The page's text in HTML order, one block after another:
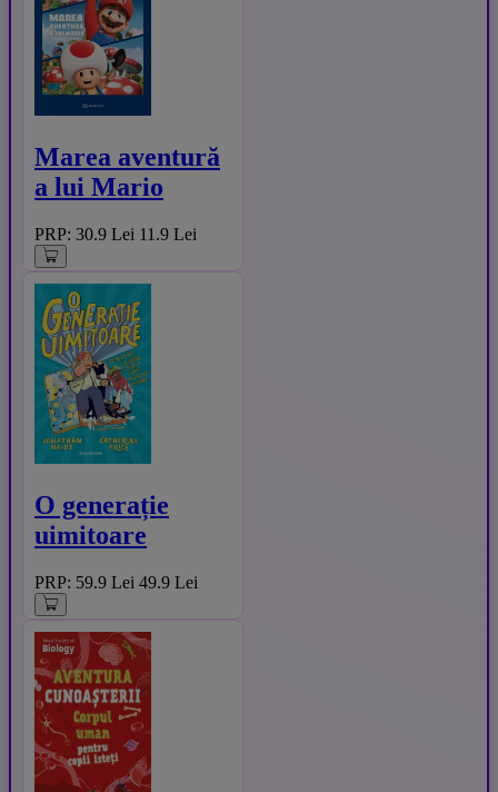
Marea aventură
a lui Mario
PRP: 30.9 Lei 11.9 Lei
O generație
uimitoare
PRP: 59.9 Lei 49.9 Lei